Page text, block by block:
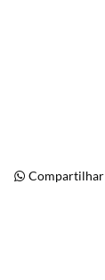
Compartilhar